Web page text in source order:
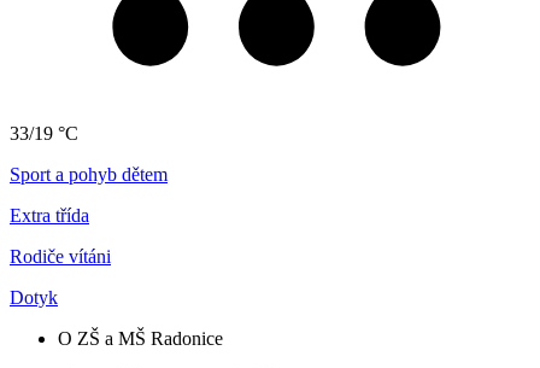
33/19 °C
Sport a pohyb dětem
Extra třída
Rodiče vítáni
Dotyk
O ZŠ a MŠ Radonice